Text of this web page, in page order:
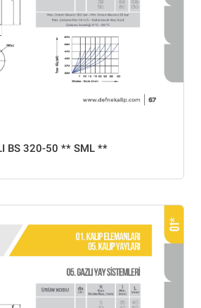
BS 320-50 ** SML **